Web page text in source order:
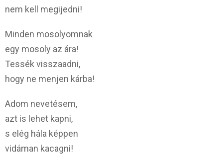
nem kell megijedni!
Minden mosolyomnak
egy mosoly az ára!
Tessék visszaadni,
hogy ne menjen kárba!
Adom nevetésem,
azt is lehet kapni,
s elég hála képpen
vidáman kacagni!